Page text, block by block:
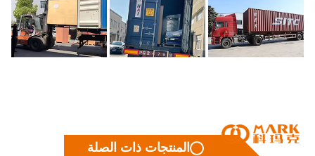
المنتجات ذات الصلة